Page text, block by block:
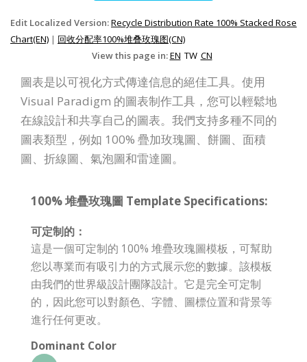
Edit Localized Version:Recycle Distribution Rate 100% Stacked Rose
Chart(EN) | 回收分配率100%堆叠玫瑰图(CN)
View this page in:EN TW CN
圖表是以可視化方式傳達信息的絕佳工具。使用
Visual Paradigm 的圖表制作工具，您可以輕鬆地
在線設計和共享自己的圖表。我們支持多種不同的
圖表類型，例如 100% 疊加玫瑰圖、餅圖、面積
圖、折線圖、氣泡圖和雷達圖。
100% 堆疊玫瑰圖 Template Specifications:
可定制的：
這是一個可定制的 100% 堆疊玫瑰圖模板，可幫助
您以專業而有吸引力的方式展示您的數據。該模板
由我們的世界級設計團隊設計。它是完全可定制
的，因此您可以對顏色、字體、圖標位置和背景等
進行任何更改。
Dominant Color